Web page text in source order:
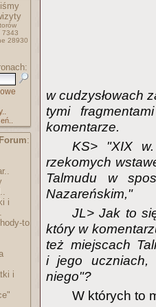
7343
28930
:
i
to
i
w cudzysłowach
tymi
komentarze.
KS> "XIX w.
rzekomych
Talmudu w
Nazareńskim,"
JL> Jak to
który w
też miejscach
i jego uczniach,
niego"?
W których to